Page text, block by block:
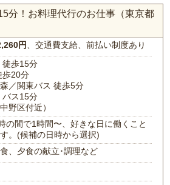
分！お料理代行のお仕事（東京都
円、交通費支給、前払い制度あり
徒歩15分
歩20分
／関東バス 徒歩5分
バス15分
野区付近）
の間で1時間〜、好きな日に働くこと
。(候補の日時から選択)
、夕食の献立･調理など